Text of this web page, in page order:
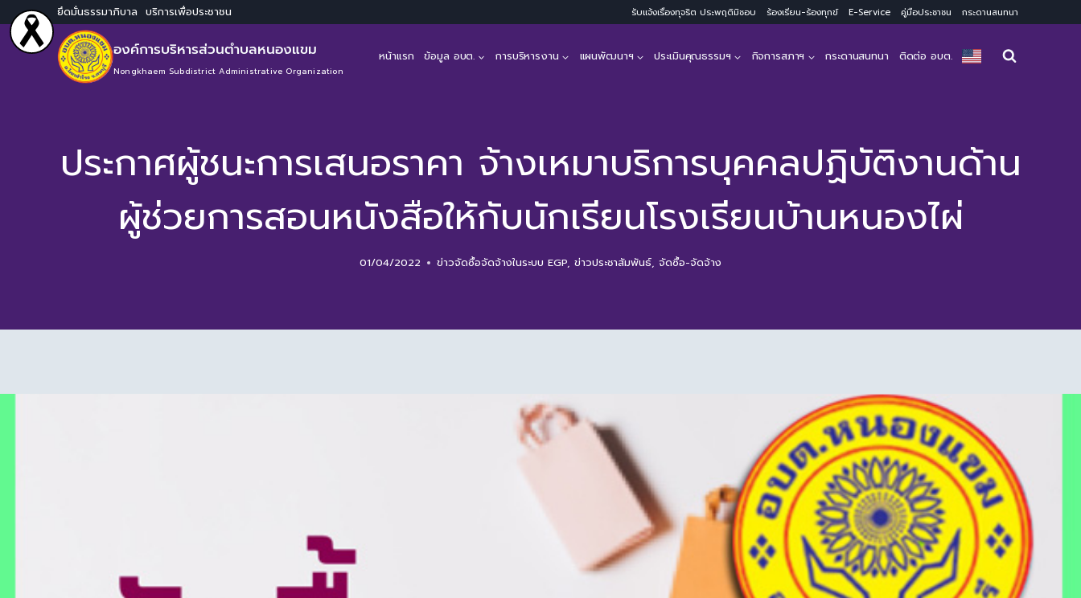
ยึดมั่นธรรมาภิบาล บริการเพื่อประชาชน รับแจ้งเรื่องทุจริต ประพฤติมิชอบ ร้องเรียน-ร้องทุกข์ E-Service คู่มือประชาชน กระดานสนทนา
องค์การบริหารส่วนตำบลหนองแขม
Nongkhaem Subdistrict Administrative Organization
หน้าแรก ข้อมูล อบต. การบริหารงาน แผนพัฒนาฯ ประเมินคุณธรรมฯ กิจการสภาฯ กระดานสนทนา ติดต่อ อบต.
ประกาศผู้ชนะการเสนอราคา จ้างเหมาบริการบุคคลปฏิบัติงานด้าน
ผู้ช่วยการสอนหนังสือให้กับนักเรียนโรงเรียนบ้านหนองไผ่
01/04/2022 ข่าวจัดซื้อจัดจ้างในระบบ EGP, ข่าวประชาสัมพันธ์, จัดซื้อ-จัดจ้าง